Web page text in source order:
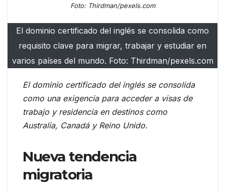
Foto: Thirdman/pexels.com
El dominio certificado del inglés se consolida como
requisito clave para migrar, trabajar y estudiar en
varios países del mundo. Foto: Thirdman/pexels.com
El dominio certificado del inglés se consolida
como una exigencia para acceder a visas de
trabajo y residencia en destinos como
Australia, Canadá y Reino Unido.
Nueva tendencia
migratoria